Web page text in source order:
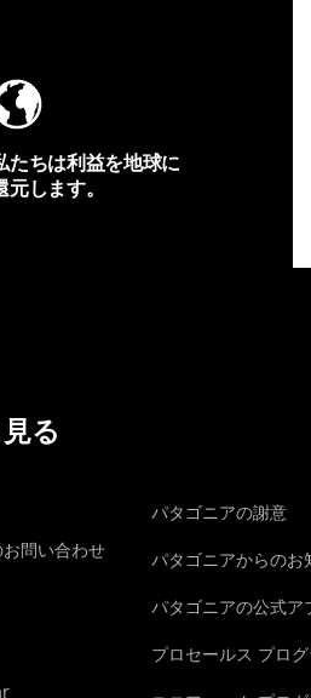
たちは利益を地球に
元します。
る
問い合わせ
パタゴニアの謝意
パタゴニアからのお
パタゴニアの公式ア
プロセールス プロ